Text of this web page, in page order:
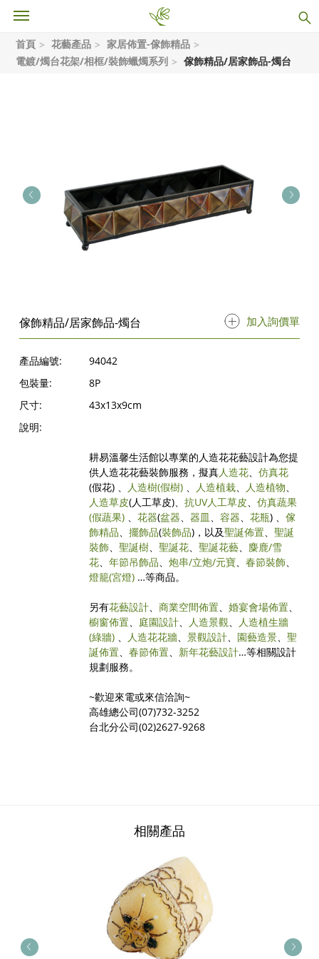
首頁 花藝產品
家居佈置-傢飾精品
電鍍/燭台花架/相框/裝飾蠟燭系列
傢飾精品/居家飾品-燭台
傢飾精品/居家飾品-燭台 加入詢價單
產品編號:
94042
包裝量:
8P
尺寸:
43x13x9cm
說明:
耕易溫馨生活館以專業的人造花花藝設計為您提
供人造花花藝裝飾服務，擬真人造花、仿真花
(假花) 、 人造樹(假樹) 、 人造植栽、 人造植物、
人造草皮(人工草皮)、抗UV人工草皮、仿真蔬果
(假蔬果) 、花器(盆器、器皿、容器、花瓶) 、傢
飾精品、擺飾品(裝飾品)，以及聖誕佈置、聖誕
裝飾、聖誕樹、聖誕花、聖誕花藝、 麋鹿/雪
花、年節吊飾品、炮串/立炮/元寶、春節裝飾、
燈籠(宮燈) …等商品。
另有花藝設計、商業空間佈置、婚宴會場佈置、
櫥窗佈置、 庭園設計、 人造景觀、 人造植生牆
(綠牆) 、 人造花花牆、景觀設計、 園藝造景、聖
誕佈置、春節佈置、 新年花藝設計…等相關設計
規劃服務。
~歡迎來電或來信洽詢~
高雄總公司(07)732-3252
台北分公司(02)2627-9268
相關產品